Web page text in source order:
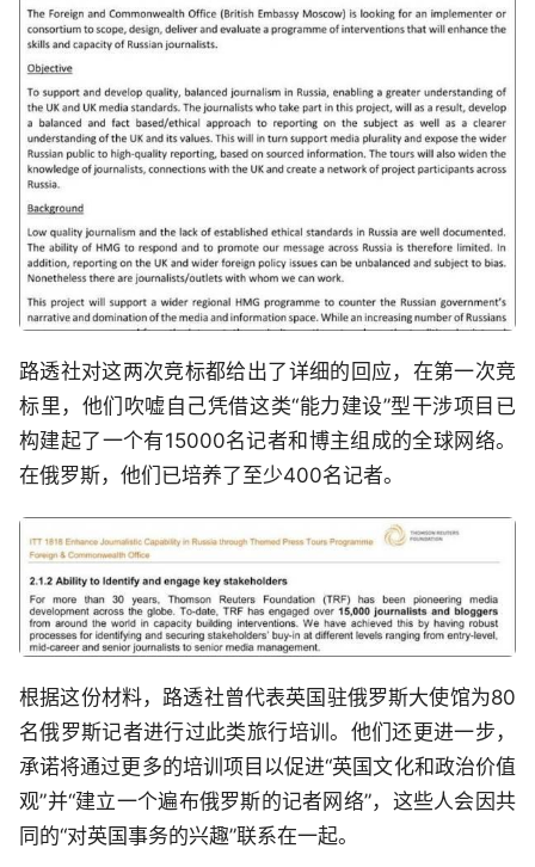
路透社对这两次竞标都给出了详细的回应，在第一次竞
标里，他们吹嘘自己凭借这类“能力建设”型干涉项目已
构建起了一个有15000名记者和博主组成的全球网络。
在俄罗斯，他们已培养了至少400名记者。
根据这份材料，路透社曾代表英国驻俄罗斯大使馆为80
名俄罗斯记者进行过此类旅行培训。他们还更进一步，
承诺将通过更多的培训项目以促进“英国文化和政治价值
观”并“建立一个遍布俄罗斯的记者网络”，这些人会因共
同的“对英国事务的兴趣”联系在一起。